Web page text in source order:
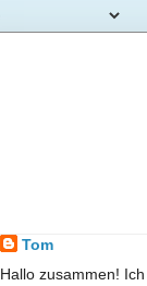
Tom
Hallo zusammen!